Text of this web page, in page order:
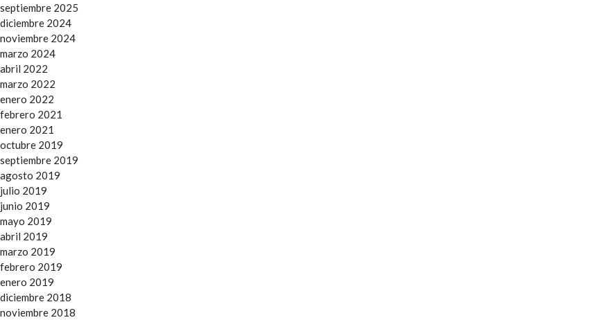
septiembre 2025
diciembre 2024
noviembre 2024
marzo 2024
abril 2022
marzo 2022
enero 2022
febrero 2021
enero 2021
octubre 2019
septiembre 2019
agosto 2019
julio 2019
junio 2019
mayo 2019
abril 2019
marzo 2019
febrero 2019
enero 2019
diciembre 2018
noviembre 2018